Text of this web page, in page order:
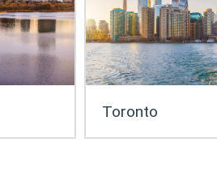
Toronto